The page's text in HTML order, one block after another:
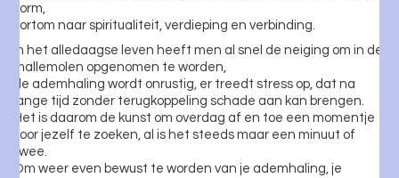
vorm,
kortom naar spiritualiteit, verdieping en verbinding.
In het alledaagse leven heeft men al snel de neiging om in de
mallemolen opgenomen te worden,
de ademhaling wordt onrustig, er treedt stress op, dat na
lange tijd zonder terugkoppeling schade aan kan brengen.
Het is daarom de kunst om overdag af en toe een momentje
voor jezelf te zoeken, al is het steeds maar een minuut of
twee.
Om weer even bewust te worden van je ademhaling, je